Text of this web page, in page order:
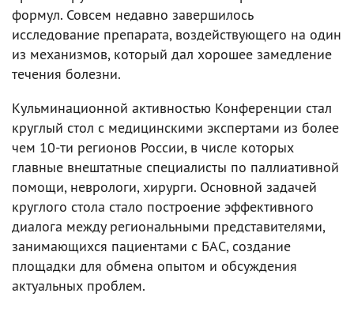
формул. Совсем недавно завершилось
исследование препарата, воздействующего на один
из механизмов, который дал хорошее замедление
течения болезни.
Кульминационной активностью Конференции стал
круглый стол с медицинскими экспертами из более
чем 10-ти регионов России, в числе которых
главные внештатные специалисты по паллиативной
помощи, неврологи, хирурги. Основной задачей
круглого стола стало построение эффективного
диалога между региональными представителями,
занимающихся пациентами с БАС, создание
площадки для обмена опытом и обсуждения
актуальных проблем.